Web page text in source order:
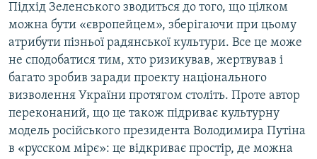
Підхід Зеленського зводиться до того, що цілком
можна бути «європейцем», зберігаючи при цьому
атрибути пізньої радянської культури. Все це може
не сподобатися тим, хто ризикував, жертвував і
багато зробив заради проекту національного
визволення України протягом століть. Проте автор
переконаний, що це також підриває культурну
модель російського президента Володимира Путіна
в «русском мірє»: це відкриває простір, де можна